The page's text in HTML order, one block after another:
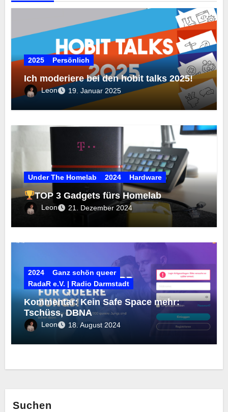
2025 Persönlich
Ich moderiere bei den hobit talks 2025!
Leon 19. Januar 2025
Under The Homelab 2024 Hardware
TOP 3 Gadgets fürs Homelab
Leon 21. Dezember 2024
2024
Ganz schön queer
RadaR e.V. | Radio Darmstadt
Kommentar: Kein Safe Space mehr:
Tschüss, DBNA
Leon 18. August 2024
Suchen